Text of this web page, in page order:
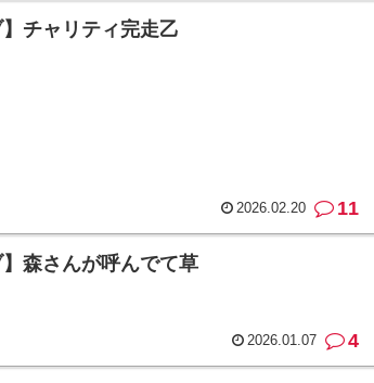
】チャリティ完走乙
2026.02.20 11
】森さんが呼んでて草
2026.01.07 4